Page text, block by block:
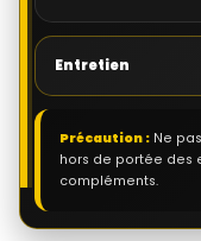
Entretien
Précaution : Ne
hors de portée des
compléments.